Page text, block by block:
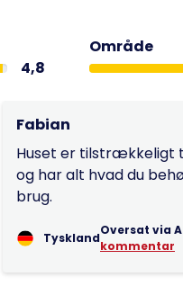
4,8
Område
Fabian
Huset er tilstrækkeligt
og har alt hvad du
brug.
Tyskland
Oversat via
kommentar